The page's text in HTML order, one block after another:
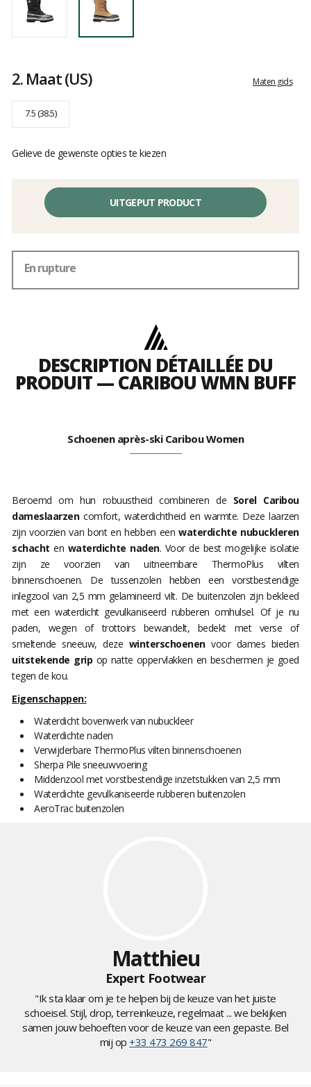
2.Maat(US) Maten gids
7.5 (38.5)
Gelieve de gewenste opties te kiezen
UITGEPUT PRODUCT
En rupture
DESCRIPTION DÉTAILLÉE DU
PRODUIT — CARIBOU WMN BUFF
Schoenen après-ski Caribou Women
Beroemd om hun robuustheid combineren de Sorel Caribou
dameslaarzencomfort, waterdichtheid en warmte. Deze laarzen
zijn voorzien van bont en hebben eenwaterdichte nubuckleren
schacht en waterdichte naden. Voor de best mogelijke isolatie
zijn ze voorzien van uitneembare ThermoPlus vilten
binnenschoenen. De tussenzolen hebben een vorstbestendige
inlegzool van 2,5 mm gelamineerd vilt. De buitenzolen zijn bekleed
met een waterdicht gevulkaniseerd rubberen omhulsel. Of je nu
paden, wegen of trottoirs bewandelt, bedekt met verse of
smeltende sneeuw, deze winterschoenen voor dames bieden
uitstekende grip op natte oppervlakken en beschermen je goed
tegen de kou.
Eigenschappen:
Waterdicht bovenwerk van nubuckleer
Waterdichte naden
Verwijderbare ThermoPlus vilten binnenschoenen
Sherpa Pile sneeuwvoering
Middenzool met vorstbestendige inzetstukken van 2,5 mm
Waterdichte gevulkaniseerde rubberen buitenzolen
AeroTrac buitenzolen
Matthieu
Expert Footwear
"Ik sta klaar om je te helpen bij de keuze van het juiste
schoeisel. Stijl, drop, terreinkeuze, regelmaat ... we bekijken
samen jouw behoeften voor de keuze van een gepaste. Bel
mij op+33 473 269 847"